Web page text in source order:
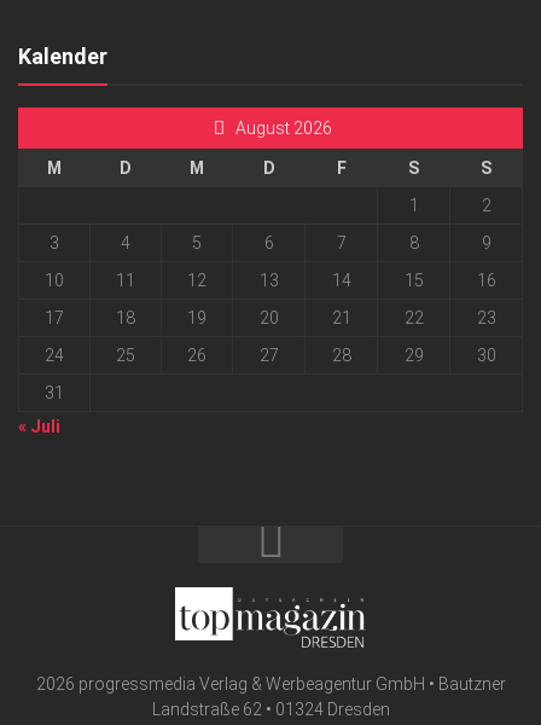
Kalender
August 2026
M D M D F S
S
1
2
3
4 5 6 7 8
9
10
11 12 13 14 15
16
17
18 19 20 21 22
23
24
25 26 27 28 29
30
31
« Juli
2026 progressmedia Verlag & Werbeagentur GmbH • Bautzner
Landstraße 62 • 01324 Dresden